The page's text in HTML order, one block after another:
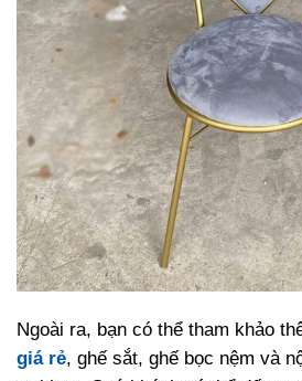
Ngoài ra, bạn có thể tham khảo
giá rẻ, ghế sắt, ghế bọc nệm và